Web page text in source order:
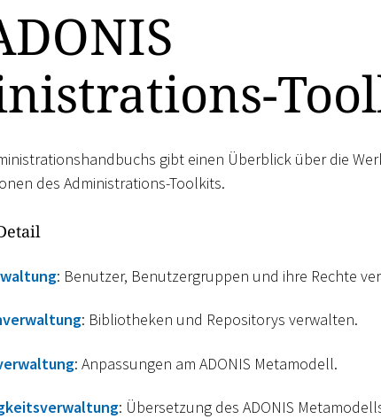
gibt einen Überblick über die
des Administrations-Toolkits.
: Benutzer, Benutzergruppen und ihre Rechte
: Bibliotheken und Repositorys verwalten.
: Anpassungen am ADONIS Metamodell.
: Übersetzung des ADONIS